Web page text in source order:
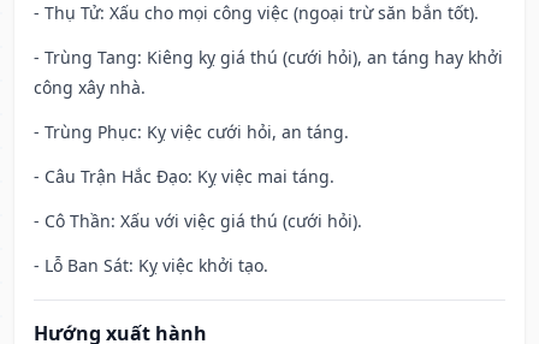
- Thụ Tử: Xấu cho mọi công việc (ngoại trừ săn bắn tốt).
- Trùng Tang: Kiêng kỵ giá thú (cưới hỏi), an táng hay khởi
công xây nhà.
- Trùng Phục: Kỵ việc cưới hỏi, an táng.
- Câu Trận Hắc Đạo: Kỵ việc mai táng.
- Cô Thần: Xấu với việc giá thú (cưới hỏi).
- Lỗ Ban Sát: Kỵ việc khởi tạo.
Hướng xuất hành